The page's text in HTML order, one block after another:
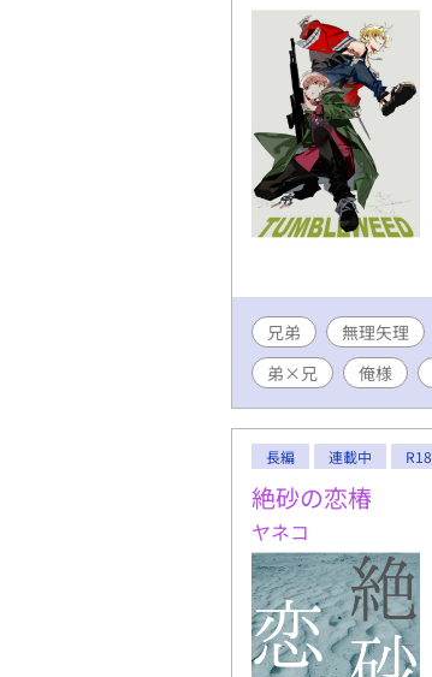
兄弟 無理矢理
弟×兄
俺様
長編 連載中 R18
絶砂の恋椿
ヤネコ